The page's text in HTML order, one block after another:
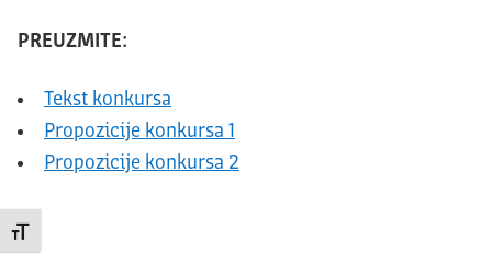
Promeni veličinu slova
PREUZMITE:
Tekst konkursa
Propozicije konkursa 1
Propozicije konkursa 2